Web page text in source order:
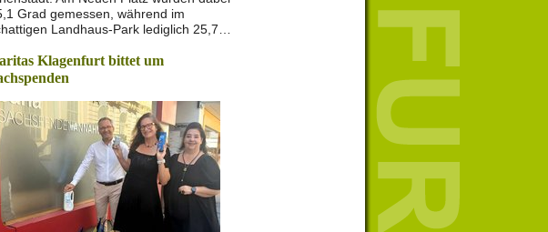
Grad gemessen, während im
Landhaus-Park lediglich 25,7…
Klagenfurt bittet um